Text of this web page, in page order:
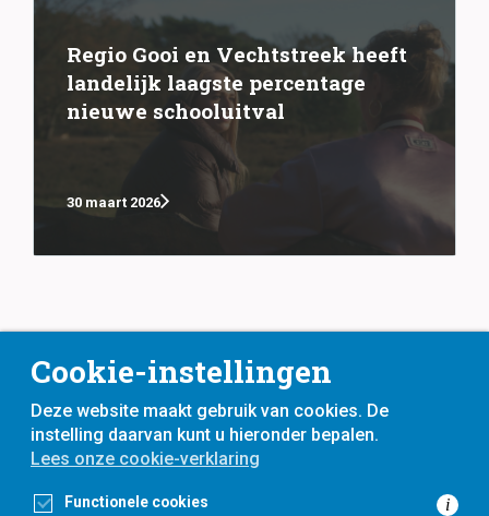
Regio Gooi en Vechtstreek heeft
landelijk laagste percentage
nieuwe schooluitval
30 maart 2026
voor inwoners,metgemeenten
Cookie-instellingen
Deze website maakt gebruik van cookies. De
instelling daarvan kunt u hieronder bepalen.
Lees onze cookie-verklaring
Functionele cookies i